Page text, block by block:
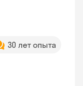
30 лет опыта